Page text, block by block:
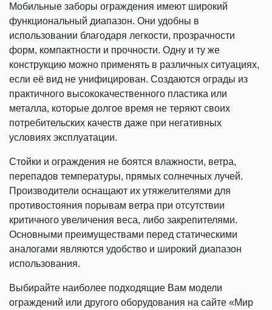
Мобильные заборы ограждения имеют широкий
функциональный диапазон. Они удобны в
использовании благодаря легкости, прозрачности
форм, компактности и прочности. Одну и ту же
конструкцию можно применять в различных ситуациях,
если её вид не унифицирован. Создаются ограды из
практичного высококачественного пластика или
металла, которые долгое время не теряют своих
потребительских качеств даже при негативных
условиях эксплуатации.
Стойки и ограждения не боятся влажности, ветра,
перепадов температуры, прямых солнечных лучей.
Производители оснащают их утяжелителями для
противостояния порывам ветра при отсутствии
критичного увеличения веса, либо закрепителями.
Основными преимуществами перед статическими
аналогами являются удобство и широкий диапазон
использования.
Выбирайте наиболее подходящие Вам модели
ограждений или другого оборудования на сайте «Мир